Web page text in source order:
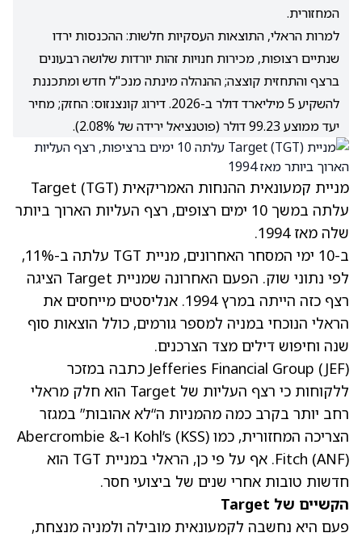
המחזורית.
למרות הראלי, התוצאות העסקיות חלשות: ההכנסות ירדו
שנתיים רצופות, מכירות חנויות זהות יורדות שלושה רבעונים
ברצף והתחזית קוצצה; ההנהלה מינתה מנכ"ל חדש ומתכננת
להשקיע 5 מיליארד דולר ב-2026. דירוג קונצנזוס: החזק; מחיר
יעד ממוצע 99.23 דולר (פוטנציאל ירידה של 2.08%).
מניית קמעונאית ההנחות האמריקאית Target (TGT)
עלתה במשך 10 ימים רצופים, רצף העליות הארוך ביותר
שלה מאז 1994.
ב-10 ימי המסחר האחרונים, מניית TGT עלתה ב-11%,
לפי נתוני שוק. הפעם האחרונה שמניית Target הציגה
רצף כזה הייתה במרץ 1994. אנליסטים מייחסים את
הראלי הנוכחי במניה למספר גורמים, כולל הוצאות סוף
שנה וחיפוש דילים מצד הצרכנים.
Jefferies Financial Group (JEF)
כתבה במזכר
ללקוחות כי רצף העליות של Target הוא חלק מראלי
רחב יותר בקרב כמה מהמניות ה“לא אהובות” במגזר
הצריכה המחזורית, כמו Kohl’s (KSS)
ו-Abercrombie &
Fitch (ANF)
. אף על פי כן, הראלי במניית TGT הוא
חדשות טובות אחרי שנים של ביצועי חסר.
הקשיים של Target
פעם היא נחשבה לקמעונאית מובילה ולמניה מנצחת,